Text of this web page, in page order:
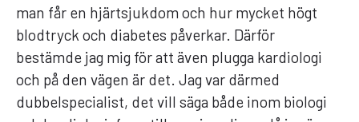
man får en hjärtsjukdom och hur mycket högt
blodtryck och diabetes påverkar. Därför
bestämde jag mig för att även plugga kardiologi
och på den vägen är det. Jag var därmed
dubbelspecialist, det vill säga både inom biologi